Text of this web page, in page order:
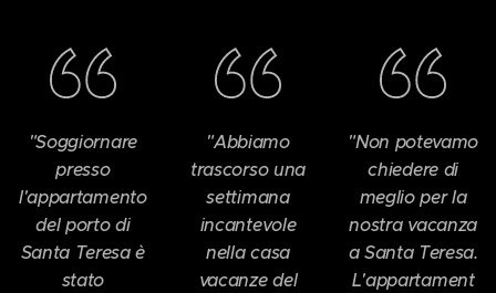
"Soggiornare
presso
l'appartamento
del porto di
Santa Teresa è
stato
"Abbiamo
trascorso una
settimana
incantevole
nella casa
vacanze del
"Non potevamo
chiedere di
meglio per la
nostra vacanza
a Santa Teresa.
L'appartament